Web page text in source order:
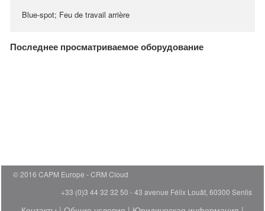
Blue-spot; Feu de travail arrière
Последнее просматриваемое оборудование
© 2016 CAPM Europe
CRM Cloud
+33 (0)3 44 32 32 50 - 43 avenue Félix Louât, 60300 Senlis